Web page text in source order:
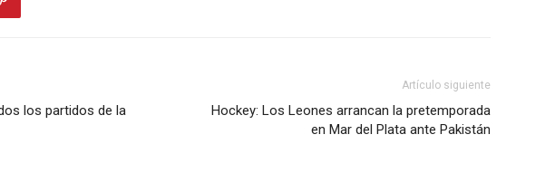
los partidos de la
Artículo siguiente
Hockey: Los Leones arrancan la pretemporada
en Mar del Plata ante Pakistán